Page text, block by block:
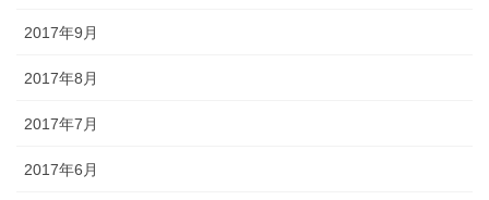
2017年9月
2017年8月
2017年7月
2017年6月